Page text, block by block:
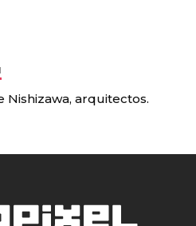
Nishizawa, arquitectos.